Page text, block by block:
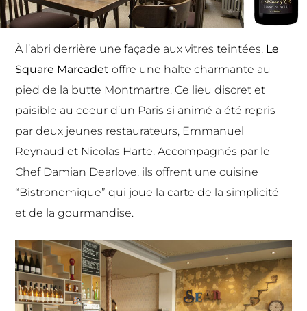
À l’abri derrière une façade aux vitres teintées, Le
Square Marcadet offre une halte charmante au
pied de la butte Montmartre. Ce lieu discret et
paisible au coeur d’un Paris si animé a été repris
par deux jeunes restaurateurs, Emmanuel
Reynaud et Nicolas Harte. Accompagnés par le
Chef Damian Dearlove, ils offrent une cuisine
“Bistronomique” qui joue la carte de la simplicité
et de la gourmandise.